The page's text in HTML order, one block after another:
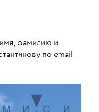
фамилию и
по email